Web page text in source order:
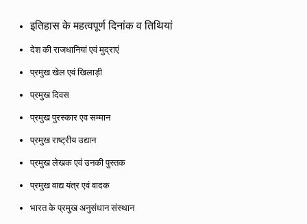
इतिहास के महत्वपूर्ण दिनांक व तिथियां
देश की राजधानियां एवं मुद्राएं
प्रमुख खेल एवं खिलाड़ी
प्रमुख दिवस
प्रमुख पुरस्कार एव सम्मान
प्रमुख राष्ट्रीय उद्यान
प्रमुख लेखक एवं उनकी पुस्तक
प्रमुख वाद्य यंत्र एवं वादक
भारत के प्रमुख अनुसंधान संस्थान